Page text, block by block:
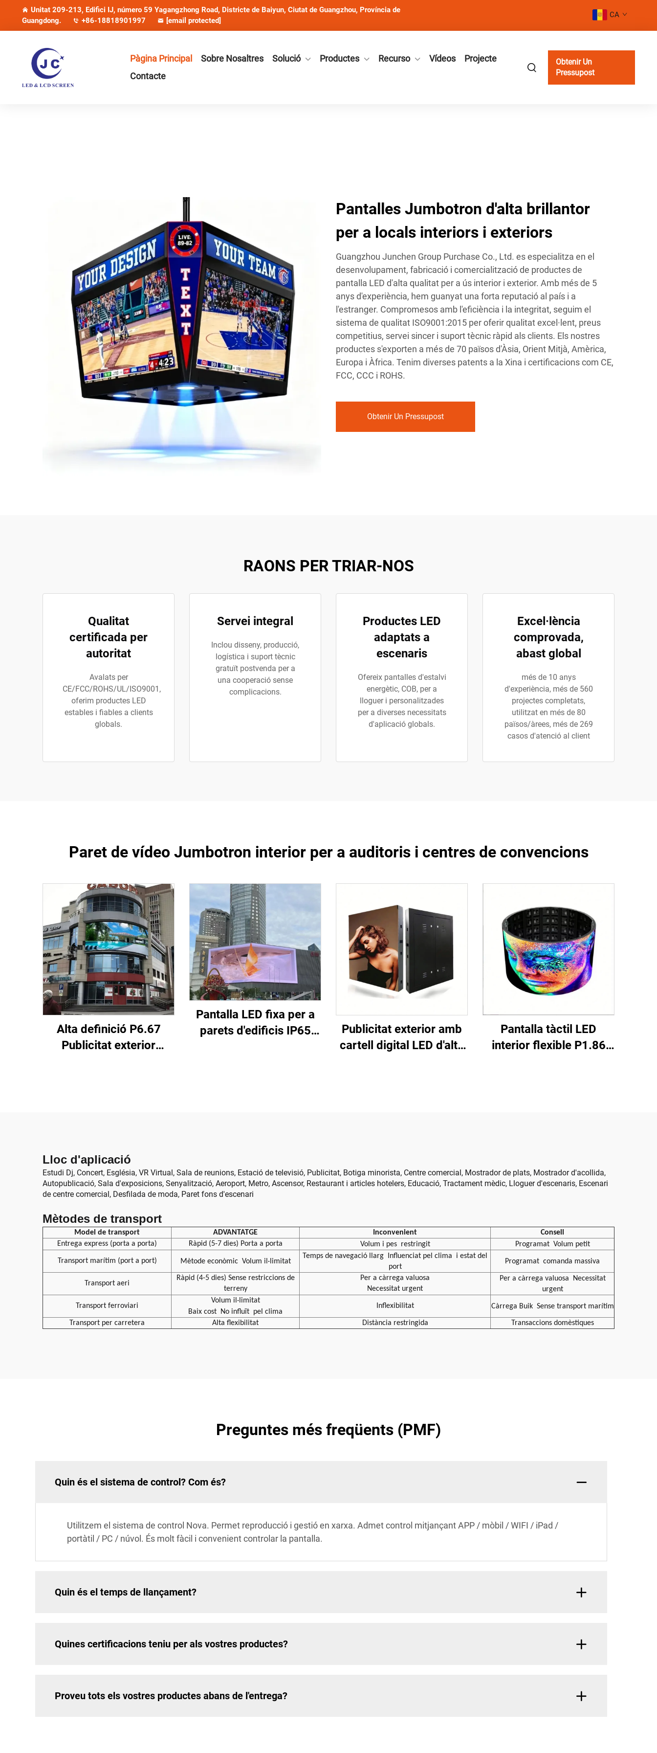
Unitat 209-213, Edifici IJ, número 59 Yagangzhong Road, Districte de Baiyun, Ciutat de Guangzhou, Província de
Guangdong.
+86-18818901997 [email protected]
CA
Pàgina Principal Sobre Nosaltres Solució Productes Recurso Vídeos
Projecte
Contacte
Obtenir Un
Pressupost
Pantalles Jumbotron d'alta brillantor
per a locals interiors i exteriors
Guangzhou Junchen Group Purchase Co., Ltd. es especialitza en el
desenvolupament, fabricació i comercialització de productes de
pantalla LED d'alta qualitat per a ús interior i exterior. Amb més de 5
anys d'experiència, hem guanyat una forta reputació al país i a
l'estranger. Compromesos amb l'eficiència i la integritat, seguim el
sistema de qualitat ISO9001:2015 per oferir qualitat excel·lent, preus
competitius, servei sincer i suport tècnic ràpid als clients. Els nostres
productes s'exporten a més de 70 països d'Àsia, Orient Mitjà, Amèrica,
Europa i Àfrica. Tenim diverses patents a la Xina i certificacions com CE,
FCC, CCC i ROHS.
Obtenir Un Pressupost
RAONS PER TRIAR-NOS
Qualitat
certificada per
autoritat
Avalats per
CE/FCC/ROHS/UL/ISO9001,
oferim productes LED
estables i fiables a clients
globals.
Servei integral
Inclou disseny, producció,
logística i suport tècnic
gratuït postvenda per a
una cooperació sense
complicacions.
Productes LED
adaptats a
escenaris
Ofereix pantalles d'estalvi
energètic, COB, per a
lloguer i personalitzades
per a diverses necessitats
d'aplicació globals.
Excel·lència
comprovada,
abast global
més de 10 anys
d'experiència, més de 560
projectes completats,
utilitzat en més de 80
països/àrees, més de 269
casos d'atenció al client
Paret de vídeo Jumbotron interior per a auditoris i centres de convencions
Alta definició P6.67
Publicitat exterior
Pantalla LED fixa per a
parets d'edificis IP65
Publicitat exterior amb
cartell digital LED d'alta
Pantalla tàctil LED
interior flexible P1.86
Lloc d'aplicació
Estudi Dj, Concert, Església, VR Virtual, Sala de reunions, Estació de televisió, Publicitat, Botiga minorista, Centre comercial, Mostrador de plats, Mostrador d'acollida,
Autopublicació, Sala d'exposicions, Senyalització, Aeroport, Metro, Ascensor, Restaurant i articles hotelers, Educació, Tractament mèdic, Lloguer d'escenaris, Escenari
de centre comercial, Desfilada de moda, Paret fons d'escenari
Mètodes de transport
Model de transport ADVANTATGE Inconvenient
Consell
Entrega express (porta a porta)
Ràpid (5-7 dies) Porta a porta Volum i pes restringit Programat Volum petit
Transport marítim (port a port) Mètode econòmic Volum il·limitat
Temps de navegació llarg Influenciat pel clima
i estat del
port
Programat comanda massiva
Transport aeri
Ràpid (4-5 dies) Sense restriccions de
terreny
Per a càrrega valuosa
Necessitat urgent
Per a càrrega valuosa
Necessitat
urgent
Transport ferroviari
Volum il·limitat
Baix cost
No influït pel clima
Inflexibilitat Càrrega Buik Sense transport marítim
Transport per carretera Alta flexibilitat Distància restringida Transaccions domèstiques
Preguntes més freqüents (PMF)
Quin és el sistema de control? Com és?
Utilitzem el sistema de control Nova. Permet reproducció i gestió en xarxa. Admet control mitjançant APP / mòbil / WIFI / iPad /
portàtil / PC / núvol. És molt fàcil i convenient controlar la pantalla.
Quin és el temps de llançament?
Quines certificacions teniu per als vostres productes?
Proveu tots els vostres productes abans de l'entrega?